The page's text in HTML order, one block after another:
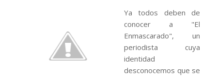
Ya todos deben de
conocer a "El
Enmascarado", un
periodista cuya
identidad
desconocemos que se